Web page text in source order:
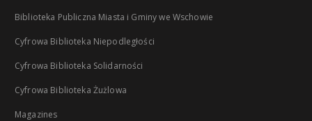
Biblioteka Publiczna Miasta i Gminy we Wschowie
Cyfrowa Biblioteka Niepodległości
Cyfrowa Biblioteka Solidarności
Cyfrowa Biblioteka Żużlowa
Magazines